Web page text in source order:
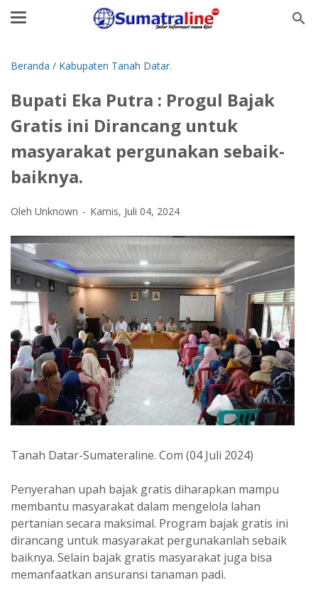
Beranda / Kabupaten Tanah Datar.
Bupati Eka Putra : Progul Bajak
Gratis ini Dirancang untuk
masyarakat pergunakan sebaik-
baiknya.
Oleh Unknown Kamis, Juli 04, 2024
Tanah Datar-Sumateraline. Com (04 Juli 2024)
Penyerahan upah bajak gratis diharapkan mampu
membantu masyarakat dalam mengelola lahan
pertanian secara maksimal. Program bajak gratis ini
dirancang untuk masyarakat pergunakanlah sebaik
baiknya. Selain bajak gratis masyarakat juga bisa
memanfaatkan ansuransi tanaman padi.